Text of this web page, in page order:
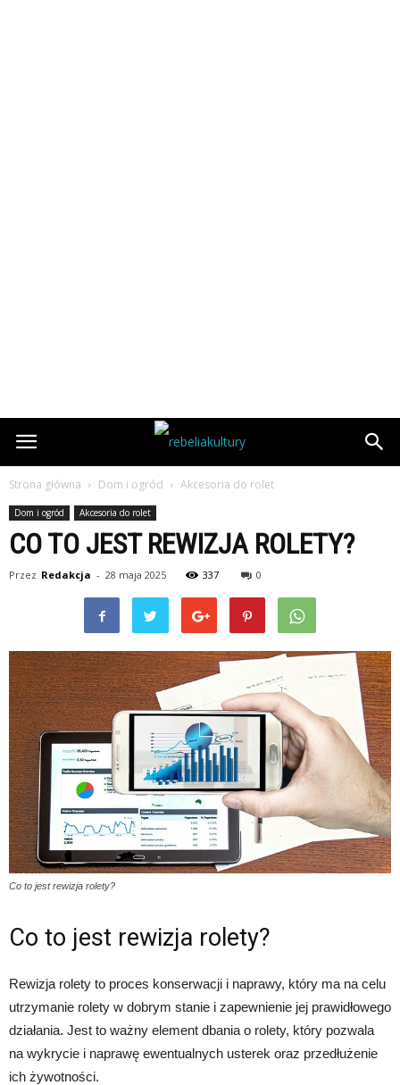
Strona główna Dom i ogród Akcesoria do rolet
Dom i ogród Akcesoria do rolet
CO TO JEST REWIZJA ROLETY?
Przez Redakcja - 28 maja 2025 337 0
Co to jest rewizja rolety?
Co to jest rewizja rolety?
Rewizja rolety to proces konserwacji i naprawy, który ma na celu
utrzymanie rolety w dobrym stanie i zapewnienie jej prawidłowego
działania. Jest to ważny element dbania o rolety, który pozwala
na wykrycie i naprawę ewentualnych usterek oraz przedłużenie
ich żywotności.